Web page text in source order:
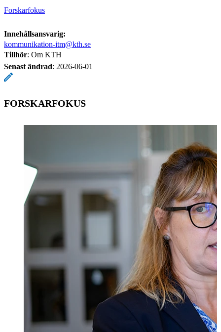
Forskarfokus
Innehållsansvarig:
kommunikation-itm@kth.se
Tillhör: Om KTH
Senast ändrad: 2026-06-01
FORSKARFOKUS